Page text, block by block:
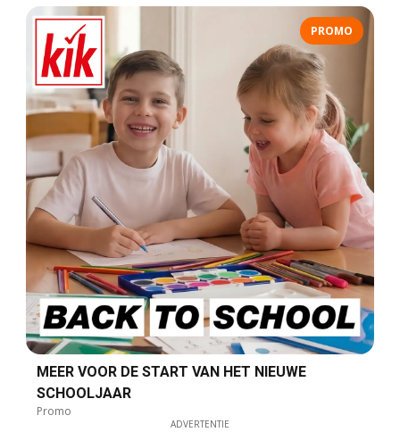
PROMO
MEER VOOR DE START VAN HET NIEUWE
SCHOOLJAAR
Promo
ADVERTENTIE